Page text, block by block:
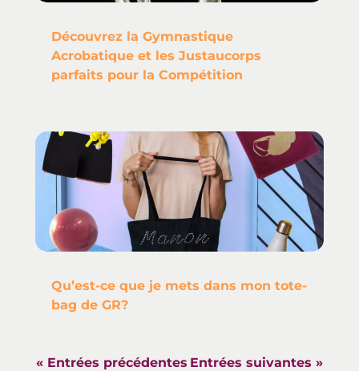
Découvrez la Gymnastique
Acrobatique et les Justaucorps
parfaits pour la Compétition
Qu’est-ce que je mets dans mon tote-
bag de GR?
« Entrées précédentes Entrées suivantes »